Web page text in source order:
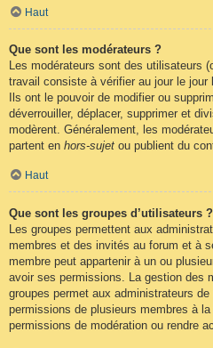
Haut
Que sont les modérateurs ?
Les modérateurs sont des utilisateurs
travail consiste à vérifier au jour le jour
Ils ont le pouvoir de modifier ou
déverrouiller, déplacer, supprimer et
modèrent. Généralement, les
partent en hors-sujet ou publient du
Haut
Que sont les groupes d’utilisateurs ?
Les groupes permettent aux
membres et des invités au forum et à
membre peut appartenir à un ou
avoir ses permissions. La gestion des
groupes permet aux administrateurs
permissions de plusieurs membres à
permissions de modération ou rendre